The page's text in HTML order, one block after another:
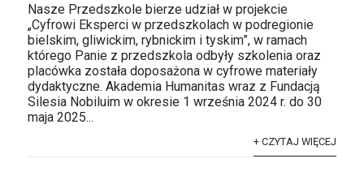
Nasze Przedszkole bierze udział w projekcie
„Cyfrowi Eksperci w przedszkolach w podregionie
bielskim, gliwickim, rybnickim i tyskim”, w ramach
którego Panie z przedszkola odbyły szkolenia oraz
placówka została doposażona w cyfrowe materiały
dydaktyczne. Akademia Humanitas wraz z Fundacją
Silesia Nobiluim w okresie 1 września 2024 r. do 30
maja 2025...
+ CZYTAJ WIĘCEJ